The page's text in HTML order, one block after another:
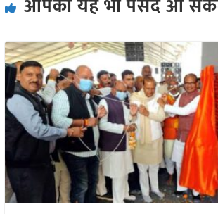
आपको यह भी पसंद आ